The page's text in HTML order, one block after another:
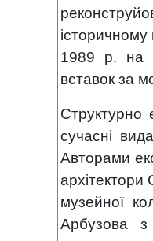
1989 р. на
вставок за
Структурно
сучасні
Авторами
музейної
Арбузова